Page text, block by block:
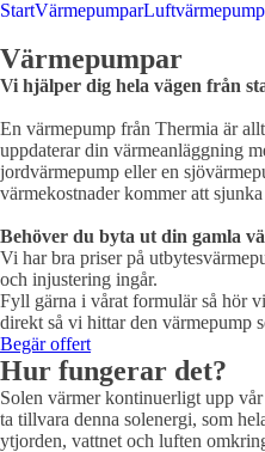
StartVärmepumpar
Värmepumpar
Vi hjälper dig hela vägen från
​En värmepump från Thermia är
uppdaterar din värmeanläggning
jordvärmepump eller en
värmekostnader kommer att
Behöver du byta ut din gamla
Vi har bra priser på
och injustering ingår.
Fyll gärna i vårat formulär så hör
direkt så vi hittar den värmepump
Begär offert
Hur fungerar det?
Solen värmer kontinuerligt upp
ta tillvara denna solenergi, som
ytjorden, vattnet och luften